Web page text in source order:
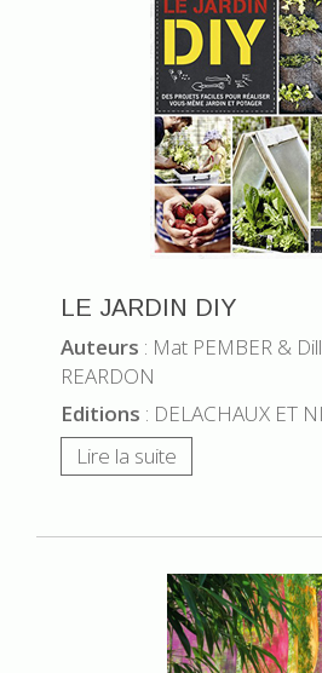
LE JARDIN DIY
Auteurs : Mat PEMBER &
REARDON
Editions : DELACHAUX ET
Lire la suite